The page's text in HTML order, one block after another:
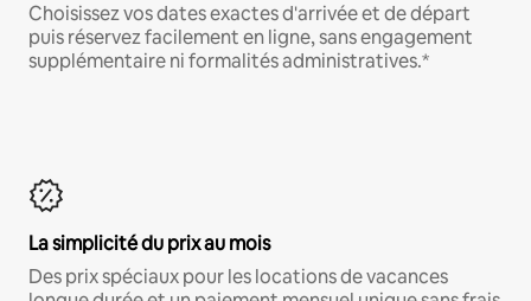
Choisissez vos dates exactes d'arrivée et de départ
puis réservez facilement en ligne, sans engagement
supplémentaire ni formalités administratives.*
La simplicité du prix au mois
Des prix spéciaux pour les locations de vacances